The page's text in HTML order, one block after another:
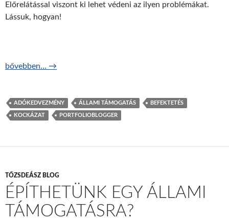
Előrelátással viszont ki lehet védeni az ilyen problémákat.
Lássuk, hogyan!
Hogyan bánjunk óvatosan az állami támogatásokkal?
bővebben… →
ADÓKEDVEZMÉNY ÁLLAMI TÁMOGATÁS BEFEKTETÉS
KOCKÁZAT PORTFOLIOBLOGGER
TŐZSDEÁSZ BLOG
ÉPÍTHETÜNK EGY ÁLLAMI
TÁMOGATÁSRA?